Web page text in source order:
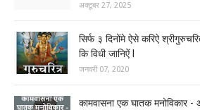
अक्टूबर 27, 2025
सिर्फ ३ दिनोंमे ऐसे करिऐ
कि विधी जानिऐं l
जनवरी 07, 2020
कामवासना एक घातक मनोविकार -